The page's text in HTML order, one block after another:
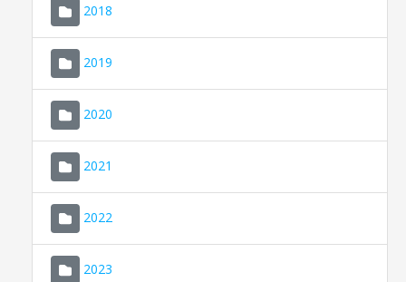
2018
2019
2020
2021
2022
2023